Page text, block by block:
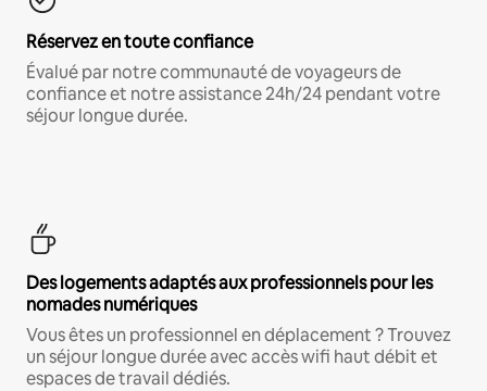
Réservez en toute confiance
Évalué par notre communauté de voyageurs de
confiance et notre assistance 24h/24 pendant votre
séjour longue durée.
Des logements adaptés aux professionnels pour les
nomades numériques
Vous êtes un professionnel en déplacement ? Trouvez
un séjour longue durée avec accès wifi haut débit et
espaces de travail dédiés.